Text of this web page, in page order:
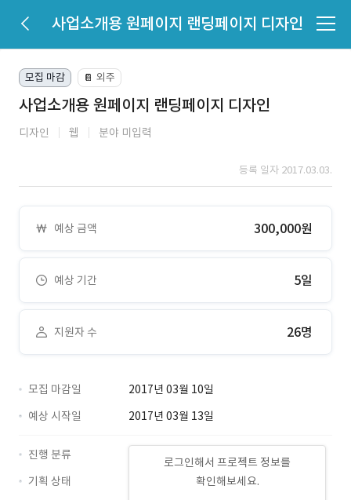
사업소개용 원페이지 랜딩페이지 디자인
모집 마감 📔 외주
사업소개용 원페이지 랜딩페이지 디자인
디자인 웹 분야 미입력
등록 일자 2017.03.03.
예상 금액 300,000원
예상 기간 5일
지원자 수 26명
모집 마감일
2017년 03월 10일
예상 시작일
2017년 03월 13일
로그인해서 프로젝트 정보를
확인해보세요.
진행 분류
기획 상태